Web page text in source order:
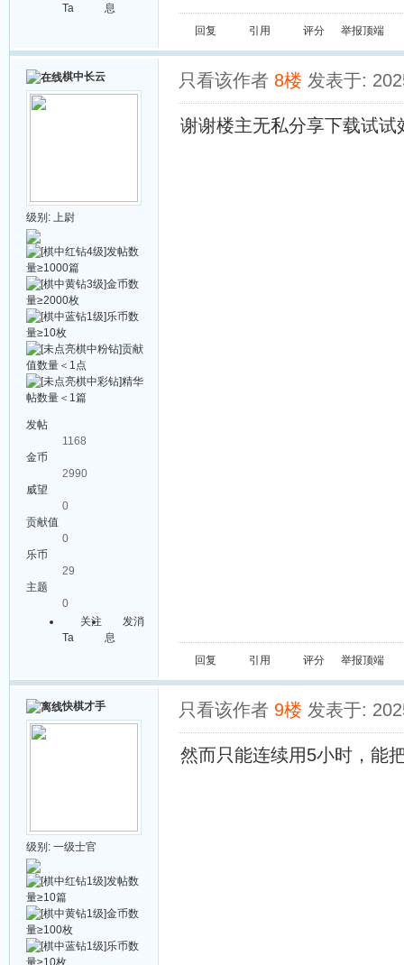
Ta
息
回复 引用 评分 举报顶端
棋中长云
级别: 上尉
发帖
1168
金币
2990
威望
0
贡献值
0
乐币
29
主题
0
关注
Ta
发消
息
只看该作者 8楼 发表于:
谢谢楼主无私分享下载试试
回复 引用 评分 举报顶端
快棋才手
级别: 一级士官
只看该作者 9楼 发表于:
然而只能连续用5小时，能